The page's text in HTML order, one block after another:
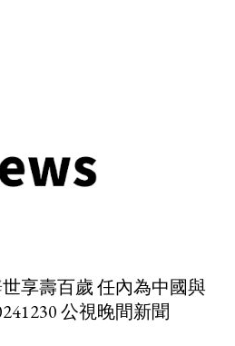
享壽百歲 任內為中國與
公視晚間新聞